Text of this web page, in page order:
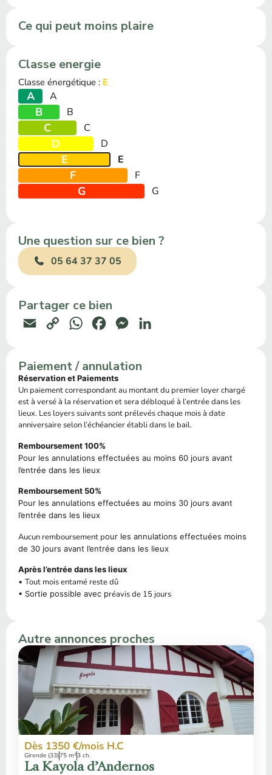
Ce qui peut moins plaire
Classe energie
Classe énergétique : E
A A
B B
C C
D D
E E
F F
G G
Une question sur ce bien ?
05 64 37 37 05
Partager ce bien
Email
Copy
WhatsAppFacebookMessenger
Paiement / annulation
Réservation et Paiements
Un paiement correspondant au montant du premier loyer chargé
est à versé à la réservation et sera débloqué à l’entrée dans les
lieux. Les loyers suivants sont prélevés chaque mois à date
anniversaire selon l’échéancier établi dans le bail.
Remboursement 100%
Pour les annulations effectuées au moins 60 jours avant
l’entrée dans les lieux
Remboursement 50%
Pour les annulations effectuées au moins 30 jours avant
l’entrée dans les lieux
Aucun remboursement pour les annulations effectuées moins
de 30 jours avant l’entrée dans les lieux
Après l’entrée dans les lieux
• Tout mois entamé reste dû
• Sortie possible avec préavis de 15 jours
Autre annonces proches
Dès 1350 €/mois H.C
Gironde (33)75 m²3 ch.
La Kayola d’Andernos